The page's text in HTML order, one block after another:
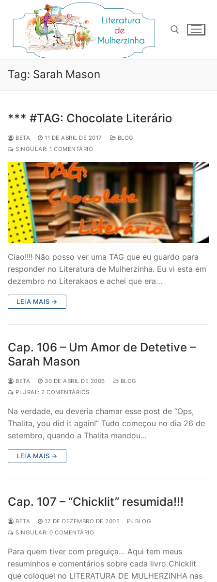
para
conteúdo
Pesquisar por:
Tag: Sarah Mason
*** #TAG: Chocolate Literário
BETA 11 DE ABRIL DE 2017
BLOG
SINGULAR: 1 COMENTÁRIO
Ciao!!!! Não posso ver uma TAG que eu guardo para
responder no Literatura de Mulherzinha. Eu vi esta em
dezembro no Literakaos e achei que era…
LEIA MAIS →
Cap. 106 – Um Amor de Detetive –
Sarah Mason
BETA 30 DE ABRIL DE 2006
BLOG
PLURAL: 2 COMENTÁRIOS
Na verdade, eu deveria chamar esse post de “Ops,
Thalita, you did it again!” Tudo começou no dia 26 de
setembro, quando a Thalita mandou…
LEIA MAIS →
Cap. 107 – “Chicklit” resumida!!!
BETA 17 DE DEZEMBRO DE 2005
BLOG
SINGULAR: 0 COMENTÁRIO
Para quem tiver com preguiça… Aqui tem meus
resuminhos e comentários sobre cada livro Chicklit
que coloquei no LITERATURA DE MULHERZINHA nas